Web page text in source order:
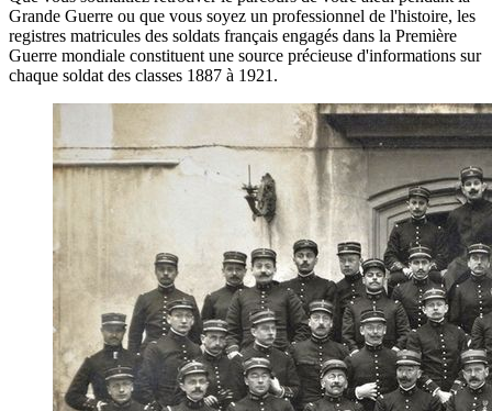
Grande Guerre ou que vous soyez un professionnel de l'histoire, les
registres matricules des soldats français engagés dans la Première
Guerre mondiale constituent une source précieuse d'informations sur
chaque soldat des classes 1887 à 1921.